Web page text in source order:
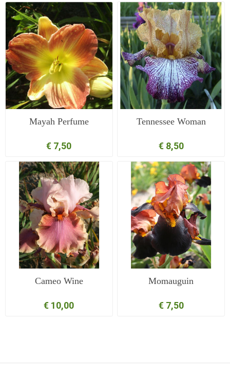
Mayah Perfume
€ 7,50
Tennessee Woman
€ 8,50
Cameo Wine
€ 10,00
Momauguin
€ 7,50